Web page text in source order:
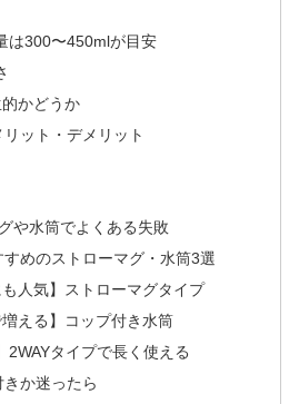
は300〜450mlが目安
かどうか
リット・デメリット
や水筒でよくある失敗
すめのストローマグ・水筒3選
も人気】ストローマグタイプ
増える】コップ付き水筒
2WAYタイプで長く使える
か迷ったら